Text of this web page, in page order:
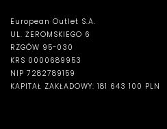
European Outlet S.A.
UL. ŻEROMSKIEGO 6
RZGÓW 95-030
KRS 0000689953
NIP 7282789159
KAPITAŁ ZAKŁADOWY: 181 643 100 PLN